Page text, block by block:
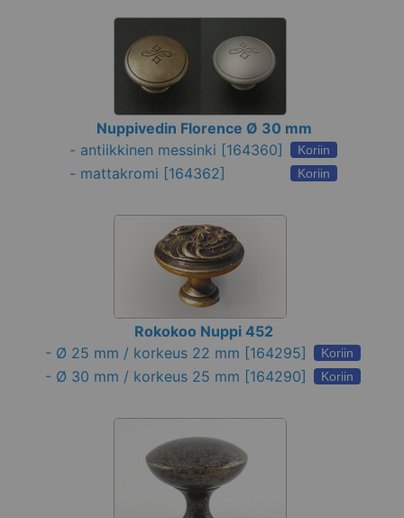
Nuppivedin Florence Ø 30 mm
- antiikkinen messinki [164360] Koriin
- mattakromi [164362] Koriin
Rokokoo Nuppi 452
- Ø 25 mm / korkeus 22 mm [164295] Koriin
- Ø 30 mm / korkeus 25 mm [164290] Koriin